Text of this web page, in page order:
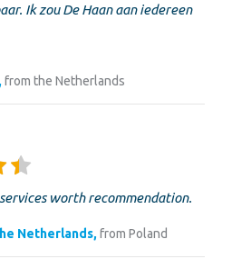
Ik zou De Haan aan iedereen
from the Netherlands
worth recommendation.
Netherlands,from Poland